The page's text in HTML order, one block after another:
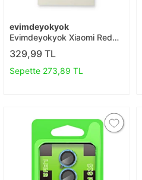
evimdeyokyok
Evimdeyokyok Xiaomi Redmi
9t 6d Mat Seramik Hayalet
Nano Ekran Koruyucu T20
329,99 TL
Sepette 273,89 TL